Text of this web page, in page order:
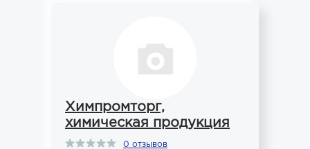
Химпромторг,
химическая продукция
0 отзывов